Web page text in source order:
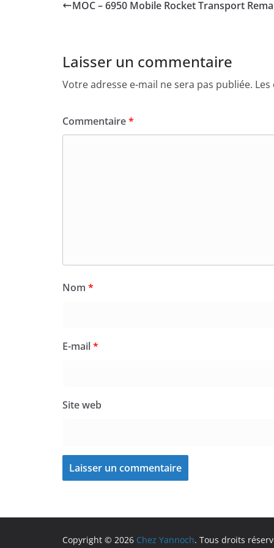
MOC – 6950 Mobile Rocket Transport
Laisser un commentaire
Votre adresse e-mail ne sera pas publiée.
Commentaire*
Nom *
E-mail*
Site web
Copyright © 2026 Chez Yannoch. Tous droits